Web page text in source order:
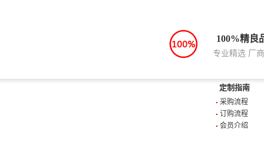
100%精良
专业精选 厂
定制指南
采购流程
订购流程
会员介绍